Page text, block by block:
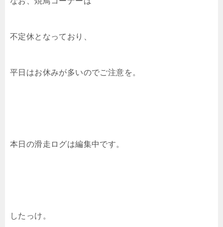
不定休となっており、
平日はお休みが多いのでご注意を。
本日の滑走ログは編集中です。
したっけ。